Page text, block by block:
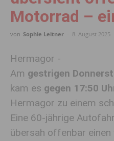
Motorrad –
von Sophie Leitner - 8. August 2025
Hermagor -
Am gestrigen
kam es gegen 17:50
Hermagor zu einem
Eine 60-jährige
übersah offenbar